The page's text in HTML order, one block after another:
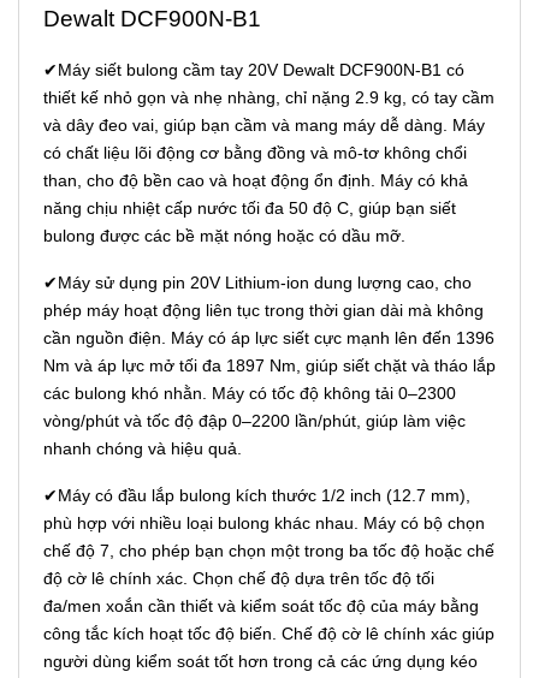
Dewalt DCF900N-B1
✔Máy siết bulong cầm tay 20V Dewalt DCF900N-B1 có
thiết kế nhỏ gọn và nhẹ nhàng, chỉ nặng 2.9 kg, có tay cầm
và dây đeo vai, giúp bạn cầm và mang máy dễ dàng. Máy
có chất liệu lõi động cơ bằng đồng và mô-tơ không chổi
than, cho độ bền cao và hoạt động ổn định. Máy có khả
năng chịu nhiệt cấp nước tối đa 50 độ C, giúp bạn siết
bulong được các bề mặt nóng hoặc có dầu mỡ.
✔Máy sử dụng pin 20V Lithium-ion dung lượng cao, cho
phép máy hoạt động liên tục trong thời gian dài mà không
cần nguồn điện. Máy có áp lực siết cực mạnh lên đến 1396
Nm và áp lực mở tối đa 1897 Nm, giúp siết chặt và tháo lắp
các bulong khó nhằn. Máy có tốc độ không tải 0–2300
vòng/phút và tốc độ đập 0–2200 lần/phút, giúp làm việc
nhanh chóng và hiệu quả.
✔Máy có đầu lắp bulong kích thước 1/2 inch (12.7 mm),
phù hợp với nhiều loại bulong khác nhau. Máy có bộ chọn
chế độ 7, cho phép bạn chọn một trong ba tốc độ hoặc chế
độ cờ lê chính xác. Chọn chế độ dựa trên tốc độ tối
đa/men xoắn cần thiết và kiểm soát tốc độ của máy bằng
công tắc kích hoạt tốc độ biến. Chế độ cờ lê chính xác giúp
người dùng kiểm soát tốt hơn trong cả các ứng dụng kéo